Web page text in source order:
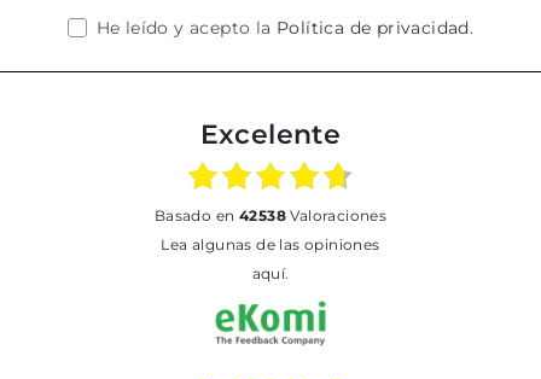
He leído y acepto la Política de privacidad.
Excelente
basado en 42538Valoraciones
Lea algunas de las opiniones
aquí.